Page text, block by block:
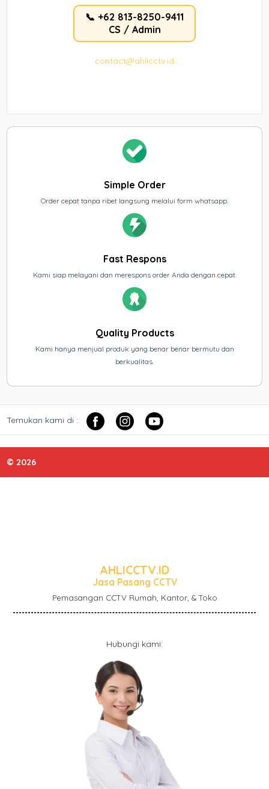
📞 +62 813-8250-9411
CS / Admin
contact@ahlicctv.id
Simple Order
Order cepat tanpa ribet langsung melalui form whatsapp.
Fast Respons
Kami siap melayani dan merespons order Anda dengan cepat.
Quality Products
Kami hanya menjual produk yang benar benar bermutu dan
berkualitas.
Temukan kami di :
© 2026
AHLICCTV.ID
Jasa Pasang CCTV
Pemasangan CCTV Rumah, Kantor, & Toko
Hubungi kami: